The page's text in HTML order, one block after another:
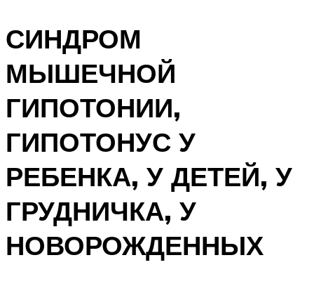
СИНДРОМ
МЫШЕЧНОЙ
ГИПОТОНИИ,
ГИПОТОНУС У
РЕБЕНКА, У ДЕТЕЙ, У
ГРУДНИЧКА, У
НОВОРОЖДЕННЫХ